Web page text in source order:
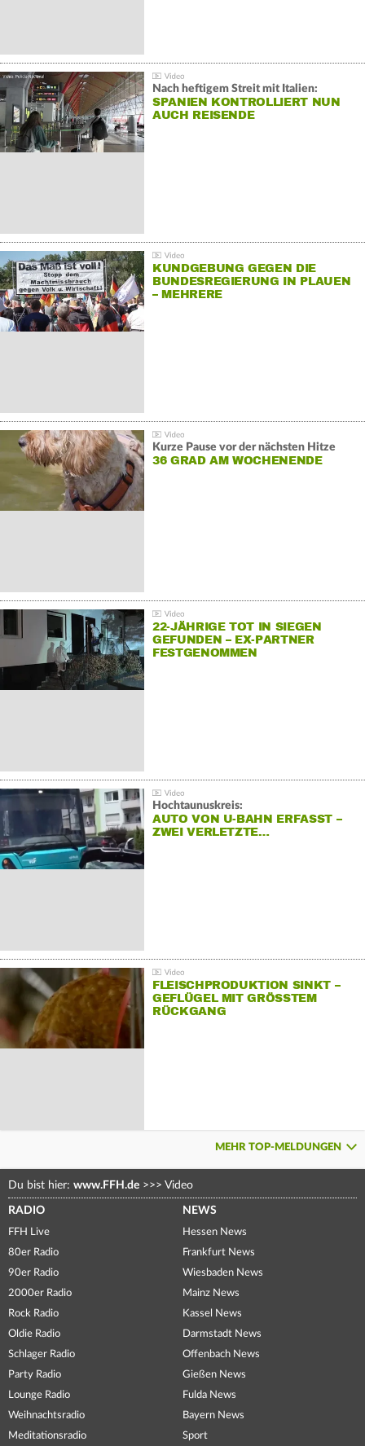
Nach heftigem Streit mit Italien:
SPANIEN KONTROLLIERT NUN
AUCH REISENDE
KUNDGEBUNG GEGEN DIE
BUNDESREGIERUNG IN PLAUEN
– MEHRERE
Kurze Pause vor der nächsten Hitze
36 GRAD AM WOCHENENDE
22-JÄHRIGE TOT IN SIEGEN
GEFUNDEN – EX-PARTNER
FESTGENOMMEN
Hochtaunuskreis:
AUTO VON U-BAHN ERFASST –
ZWEI VERLETZTE…
FLEISCHPRODUKTION SINKT –
GEFLÜGEL MIT GRÖSSTEM R
ÜCKGANG
MEHR TOP-MELDUNGEN
Du bist hier: www.FFH.de >>> Video
RADIO
FFH Live
80er Radio
90er Radio
2000er Radio
Rock Radio
Oldie Radio
Schlager Radio
Party Radio
Lounge Radio
Weihnachtsradio
Meditationsradio
NEWS
Hessen News
Frankfurt News
Wiesbaden News
Mainz News
Kassel News
Darmstadt News
Offenbach News
Gießen News
Fulda News
Bayern News
Sport